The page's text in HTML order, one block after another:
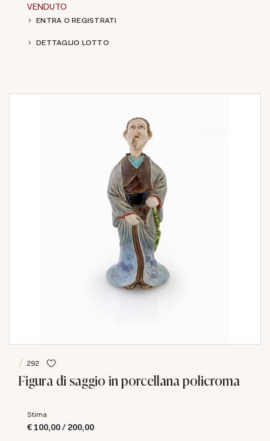
VENDUTO
ENTRA O REGISTRATI
DETTAGLIO LOTTO
292
Figura di saggio in porcellana policroma
Stima
€ 100,00 / 200,00